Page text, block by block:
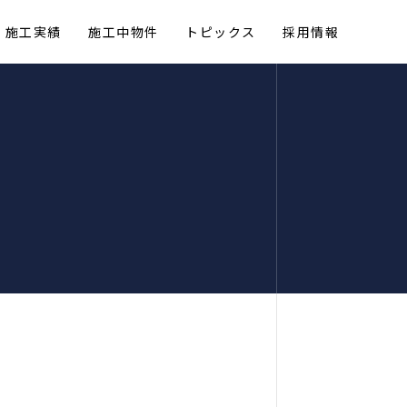
施工実績 施工中物件 トピックス 採用情報